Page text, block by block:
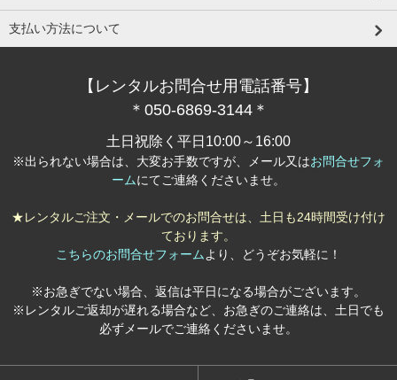
支払い方法について
【レンタルお問合せ用電話番号】
＊050-6869-3144＊
土日祝除く平日10:00～16:00
※出られない場合は、大変お手数ですが、メール又はお問合せフォ
ームにてご連絡くださいませ。
★レンタルご注文・メールでのお問合せは、土日も24時間受け付け
ております。
こちらのお問合せフォームより、どうぞお気軽に！
※お急ぎでない場合、返信は平日になる場合がございます。
※レンタルご返却が遅れる場合など、お急ぎのご連絡は、土日でも
必ずメールでご連絡くださいませ。